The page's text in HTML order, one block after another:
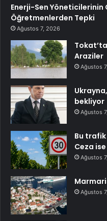
Enerji-Sen Yöneticilerinin
Öğretmenlerden Tepki
Ağustos 7, 2026
Araziler
Ağustos
bekliyor
Ağustos
Bu trafik
Ceza
Ağustos
Ağustos